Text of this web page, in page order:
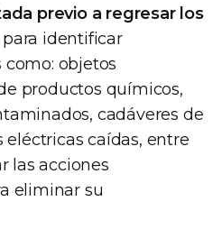
previo a regresar los
identificar
objetos
productos químicos,
cadáveres de
caídas, entre
las acciones
eliminar su